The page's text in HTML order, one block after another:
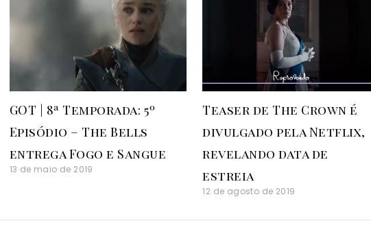
GOT | 8ª Temporada: 5º
Episódio – The Bells
entrega Fogo e Sangue
13 de maio de 2019
Teaser de The Crown é
divulgado pela Netflix,
revelando data de
estreia
12 de agosto de 2019